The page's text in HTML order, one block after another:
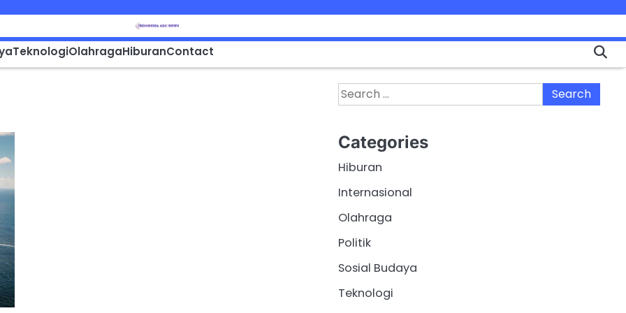
TeknologiOlahragaHiburanContact
Search
for:
Categories
Hiburan
Internasional
Olahraga
Politik
Sosial Budaya
Teknologi